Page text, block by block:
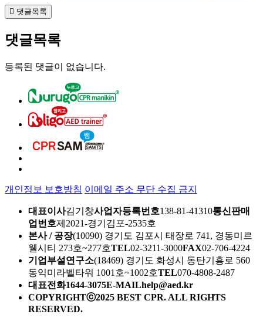
댓글목록
댓글목록
등록된 댓글이 없습니다.
개인정보 보호방침 이메일 주소 무단 수집 금지
대표이사김기창사업자등록번호138-81-41310통신판매
업번호제2021-경기김포-2535호
본사 / 공장(10090) 경기도 김포시 태장로 741, 경동미르
웰시티 273호~277호TEL02-3211-3000FAX02-706-4224
기업부설연구소(18469) 경기도 화성시 동탄기흥로 560
동익미라벨타워 1001호~1002호TEL070-4808-2487
대표전화1644-3075E-MAILhelp@aed.kr
COPYRIGHTⓒ2025 BEST CPR. ALL RIGHTS
RESERVED.